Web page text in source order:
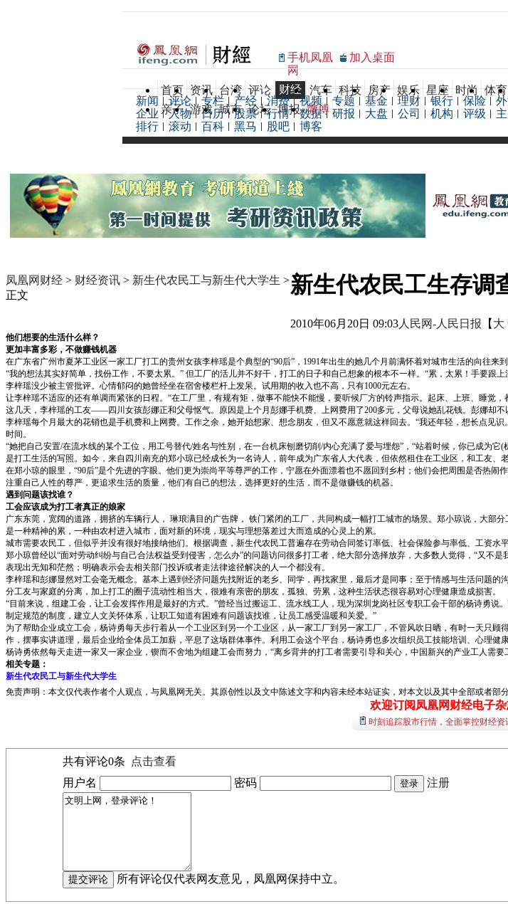
手机凤凰
网
加入桌面
首页 资讯 台湾 评论 财经 汽车 科技 房产 娱乐 星座 时尚 体育
亲子 游戏 城市 论坛 博报 微博
新闻 评论 专栏 产经 消费 视频 专题 基金 理财 银行 保险
企业
人物 日历 股票 行情 数据 研报 大盘 公司 机构 评级
排行
滚动 百科 黑马 股吧 博客
凤凰网财经 > 财经资讯 > 新生代农民工与新生代大学生 >
正文
新生代农民工生存调
2010年06月20日 09:03人民网-人民日报 【 大
他们想要的生活什么样？
更加丰富多彩，不做赚钱机器
在广东省广州市夏茅工业区一家工厂打工的贵州女孩李梓瑶是个典型的“90后”，1991年出生的她几个月前满怀着对城市生活的向往来到
“我的想法其实好简单，找份工作，不要太累。” 但工厂的活儿并不好干，打工的日子和自己想象的根本不一样。“累，太累！手要
李梓瑶没少被主管批评。心情郁闷的她曾经坐在宿舍楼栏杆上发呆。试用期的收入也不高，只有1000元左右。
让李梓瑶不适应的还有单调而紧张的日程。“在工厂里，有规有矩，做事不能快不能慢，要听候厂方的铃声指示。起床、上班、睡觉，
这几天，李梓瑶的工友——四川女孩彭娜正和父母怄气。原因是上个月彭娜手机费、上网费用了200多元，父母说她乱花钱。彭娜却
李梓瑶每个月最大的花销也是手机费和上网费。工作之余，她开始想家、想念朋友，但又不愿意就这样回去。“我还年轻，想长点
时间。
“她把自己安置/在流水线的某个工位，用工号替代/姓名与性别，在一台机床刨磨切削/内心充满了爱与埋怨”，“站着时候，你已成
是打工生活的写照。如今，来自四川南充的郑小琼已经成长为一名诗人，前年成为广东省人大代表，但依然租住在工业区，和工友、
在郑小琼的眼里，“90后”是个先进的字眼。他们更为崇尚平等尊严的工作，宁愿在外面漂着也不愿回到乡村；他们会把周围是否
注重自己人性的尊严，更追求生活的质量，他们有自己的想法，选择更好的生活，而不是做赚钱的机器。
遇到问题该找谁？
工会应该成为打工者真正的娘家
广东东莞，宽阔的道路，拥挤的车辆行人， 琳琅满目的广告牌， 铁门紧闭的工厂，共同构成一幅打工城市的场景。郑小琼说，大
是一种精神的累，一种由农村进入城市，面对新的环境，现实与理想落差过大而造成的心灵上的累。
城市需要农民工，但似乎并没有很好地接纳他们。根据调查，新生代农民工普遍存在劳动合同签订率低、社会保险参与率低、工资
郑小琼曾经以“面对劳动纠纷与自己合法权益受到侵害，怎么办”的问题访问很多打工者，绝大部分选择放弃，大多数人觉得，“又不
表现出无知和茫然；明确表示会去相关部门投诉或者走法律途径解决的人一个都没有。
李梓瑶和彭娜显然对工会毫无概念。基本上遇到经济问题先找附近的老乡、同学，再找家里，最后才是同事；至于情感与生活问题
分工友与家庭的分离，加上打工的圈子流动性相当大，很难有亲密的朋友，孤独、劳累，这种生活状态很容易对心理健康造成损害。
“目前来说，组建工会，让工会发挥作用是最好的方式。”曾经当过搬运工、流水线工人，现为深圳龙岗社区专职工会干部的杨诗勇
制定规范的制度，建立人文关怀体系，让职工知道有困难有问题该找谁，让员工感受温暖和关爱。”
为了帮助企业成立工会，杨诗勇每天步行着从一个工业区到另一个工业区，从一家工厂到另一家工厂，不管风吹日晒，有时一天只
作，摆事实讲道理，最后企业给全体员工加薪，平息了这场群体事件。利用工会这个平台，杨诗勇也多次组织员工技能培训、心理健康
杨诗勇依然每天走进一家又一家企业，锲而不舍地为组建工会而努力，“离乡背井的打工者需要引导和关心，中国新兴的产业工人需要
相关专题：
新生代农民工与新生代大学生
免责声明：本文仅代表作者个人观点，与凤凰网无关。其原创性以及文中陈述文字和内容未经本站证实，对本文以及其中全部或者
欢迎订阅凤凰网财经电子杂
时刻追踪股市行情，全面掌控财经资
共有评论0条
点击查看
用户名
密码 注册
所有评论仅代表网友意见，凤凰网保持中立。